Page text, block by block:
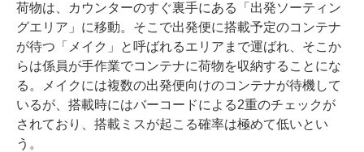
荷物は、カウンターのすぐ裏手にある「出発ソーティン
グエリア」に移動。そこで出発便に搭載予定のコンテナ
が待つ「メイク」と呼ばれるエリアまで運ばれ、そこか
らは係員が手作業でコンテナに荷物を収納することにな
る。メイクには複数の出発便向けのコンテナが待機して
いるが、搭載時にはバーコードによる2重のチェックが
されており、搭載ミスが起こる確率は極めて低いとい
う。